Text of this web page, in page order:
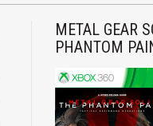
METAL GEAR
PHANTOM